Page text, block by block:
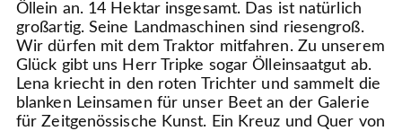
Öllein an. 14 Hektar insgesamt. Das ist natürlich
großartig. Seine Landmaschinen sind riesengroß.
Wir dürfen mit dem Traktor mitfahren. Zu unserem
Glück gibt uns Herr Tripke sogar Ölleinsaatgut ab.
Lena kriecht in den roten Trichter und sammelt die
blanken Leinsamen für unser Beet an der Galerie
für Zeitgenössische Kunst. Ein Kreuz und Quer von